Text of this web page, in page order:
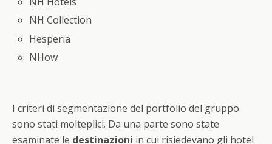
NH Collection
Hesperia
NHow
I criteri di segmentazione del portfolio del gruppo
sono stati molteplici. Da una parte sono state
esaminate le destinazioni in cui risiedevano gli hotel